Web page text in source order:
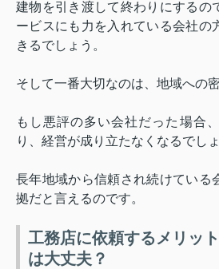
建物を引き渡して終わりにするの
ービスにも力を入れている会社の
きるでしょう。
そして一番大切なのは、地域への
もし悪評の多い会社だった場合
り、経営が成り立たなくなるでしょ
長年地域から信頼され続けている
拠だと言えるのです。
工務店に依頼するメリッ
は大丈夫？